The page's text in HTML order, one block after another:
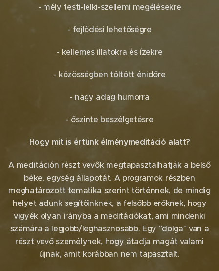
- mély testi-lelki-szellemi megélésekre
- fejlődési lehetőségre
- kellemes illatokra és ízekre
- közösségben töltött énidőre
- nagy adag humorra
- őszinte beszélgetésre
Hogy mit is értünk élménymeditáció alatt?
A meditáción részt vevők megtapasztalhatják a belső
béke, egység állapotát. A programok részben
meghatározott tematika szerint történnek, de mindig
helyet adunk segítőinknek, a felsőbb erőknek, hogy
vigyék olyan irányba a meditációkat, ami mindenki
számára a legjobb/leghasznosabb. Egy "dolga" van a
részt vevő személynek, hogy átadja magát valami
újnak, amit korábban nem tapasztalt.